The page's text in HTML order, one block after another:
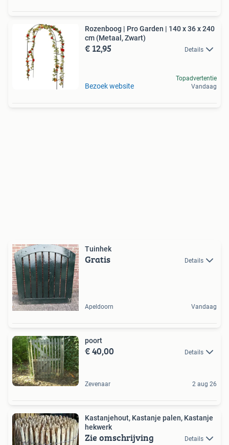
Rozenboog | Pro Garden | 140 x 36 x 240
cm (Metaal, Zwart)
€ 12,95 Details
Bezoek website
Topadvertentie
Vandaag
Tuinhek
Gratis Details
Apeldoorn Vandaag
poort
€ 40,00 Details
Zevenaar 2 aug 26
Kastanjehout, Kastanje palen, Kastanje
hekwerk
Zie omschrijving Details